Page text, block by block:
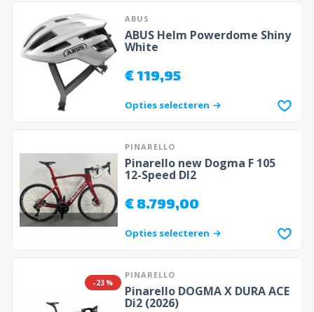
ABUS
ABUS Helm Powerdome Shiny
White
€119,95
Opties selecteren
PINARELLO
Pinarello new Dogma F 105
12-Speed DI2
€8.799,00
Opties selecteren
-23%
PINARELLO
Pinarello DOGMA X DURA ACE
Di2 (2026)